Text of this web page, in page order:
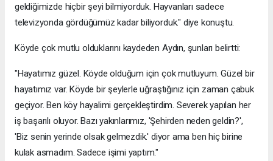
geldiğimizde hiçbir şeyi bilmiyorduk. Hayvanları sadece
televizyonda gördüğümüz kadar biliyorduk." diye konuştu.
Köyde çok mutlu olduklarını kaydeden Aydın, şunları belirtti:
"Hayatımız güzel. Köyde olduğum için çok mutluyum. Güzel bir
hayatımız var. Köyde bir şeylerle uğraştığınız için zaman çabuk
geçiyor. Ben köy hayalimi gerçekleştirdim. Severek yapılan her
iş başarılı oluyor. Bazı yakınlarımız, 'Şehirden neden geldin?',
'Biz senin yerinde olsak gelmezdik.' diyor ama ben hiç birine
kulak asmadım. Sadece işimi yaptım."